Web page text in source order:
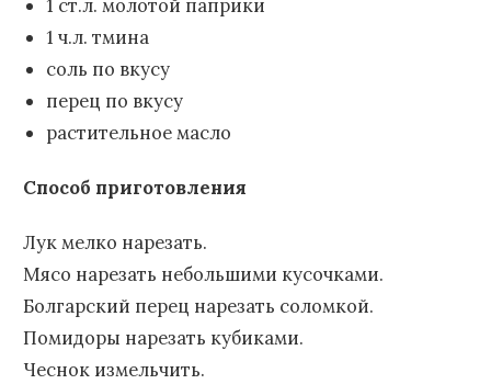
1 ст.л. молотой паприки
1 ч.л. тмина
соль по вкусу
перец по вкусу
растительное масло
Способ приготовления
Лук мелко нарезать.
Мясо нарезать небольшими кусочками.
Болгарский перец нарезать соломкой.
Помидоры нарезать кубиками.
Чеснок измельчить.